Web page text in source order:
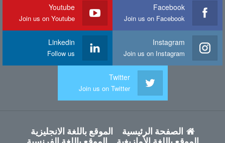
Facebook
Join us on Facebook
Youtube
Join us on Youtube
Instagram
Join us on Instagram
Linkedin
Follow us
Twitter
Join us on Twitter
الصفحة الرئيسية
الموقع باللغة الانجليزية